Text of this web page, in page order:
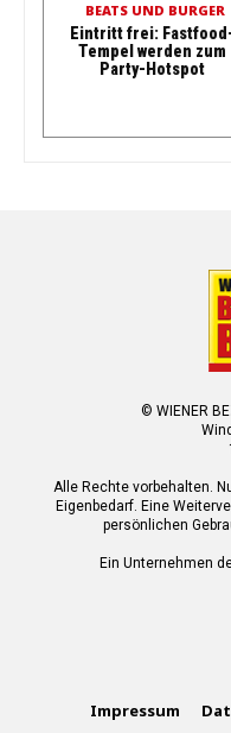
BEATS UND BURGER
Eintritt frei:
Tempel werden zum
Party-Hotspot
© WIENER
Alle Rechte vorbehalten.
Eigenbedarf. Eine
persönlichen
Ein Unternehmen
Impressum